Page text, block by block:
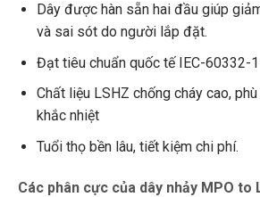
Dây được hàn sẵn hai đầu giúp
và sai sót do người lắp đặt.
Đạt tiêu chuẩn quốc tế IEC-60332-
Chất liệu LSHZ chống cháy cao,
khắc nhiệt
Tuổi thọ bền lâu, tiết kiệm chi phí.
Các phân cực của dây nhảy MPO to